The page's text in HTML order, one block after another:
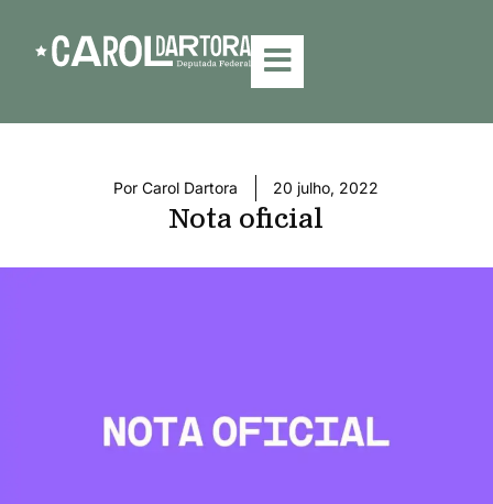
Por Carol Dartora 20 julho, 2022
Nota oficial